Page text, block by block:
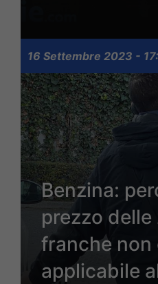
16 Settembre 2023 -
Benzina:
prezzo delle
franche non
applicabile